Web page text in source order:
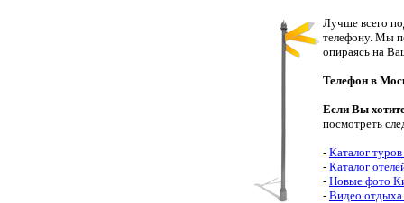
Лучше всего
телефону. Мы
опираясь на
Телефон в
Если Вы
посмотреть
- Каталог
- Каталог
- Новые фото
- Видео